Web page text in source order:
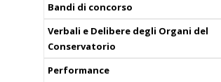
Bandi di concorso
Verbali e Delibere degli Organi del
Conservatorio
Performance